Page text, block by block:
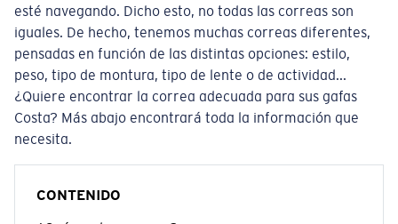
Precio: Sin cargo
Cantidad:
esté navegando. Dicho esto, no todas las correas son
iguales. De hecho, tenemos muchas correas diferentes,
pensadas en función de las distintas opciones: estilo,
peso, tipo de montura, tipo de lente o de actividad...
¿Quiere encontrar la correa adecuada para sus gafas
Costa? Más abajo encontrará toda la información que
necesita.
CONTENIDO